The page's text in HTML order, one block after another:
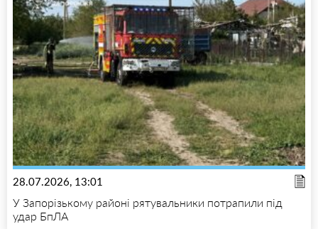
28.07.2026, 13:01
У Запорізькому районі рятувальники потрапили під
удар БпЛА